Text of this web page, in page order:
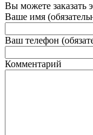
Вы можете заказать
Ваше имя
Ваш телефон
Комментарий